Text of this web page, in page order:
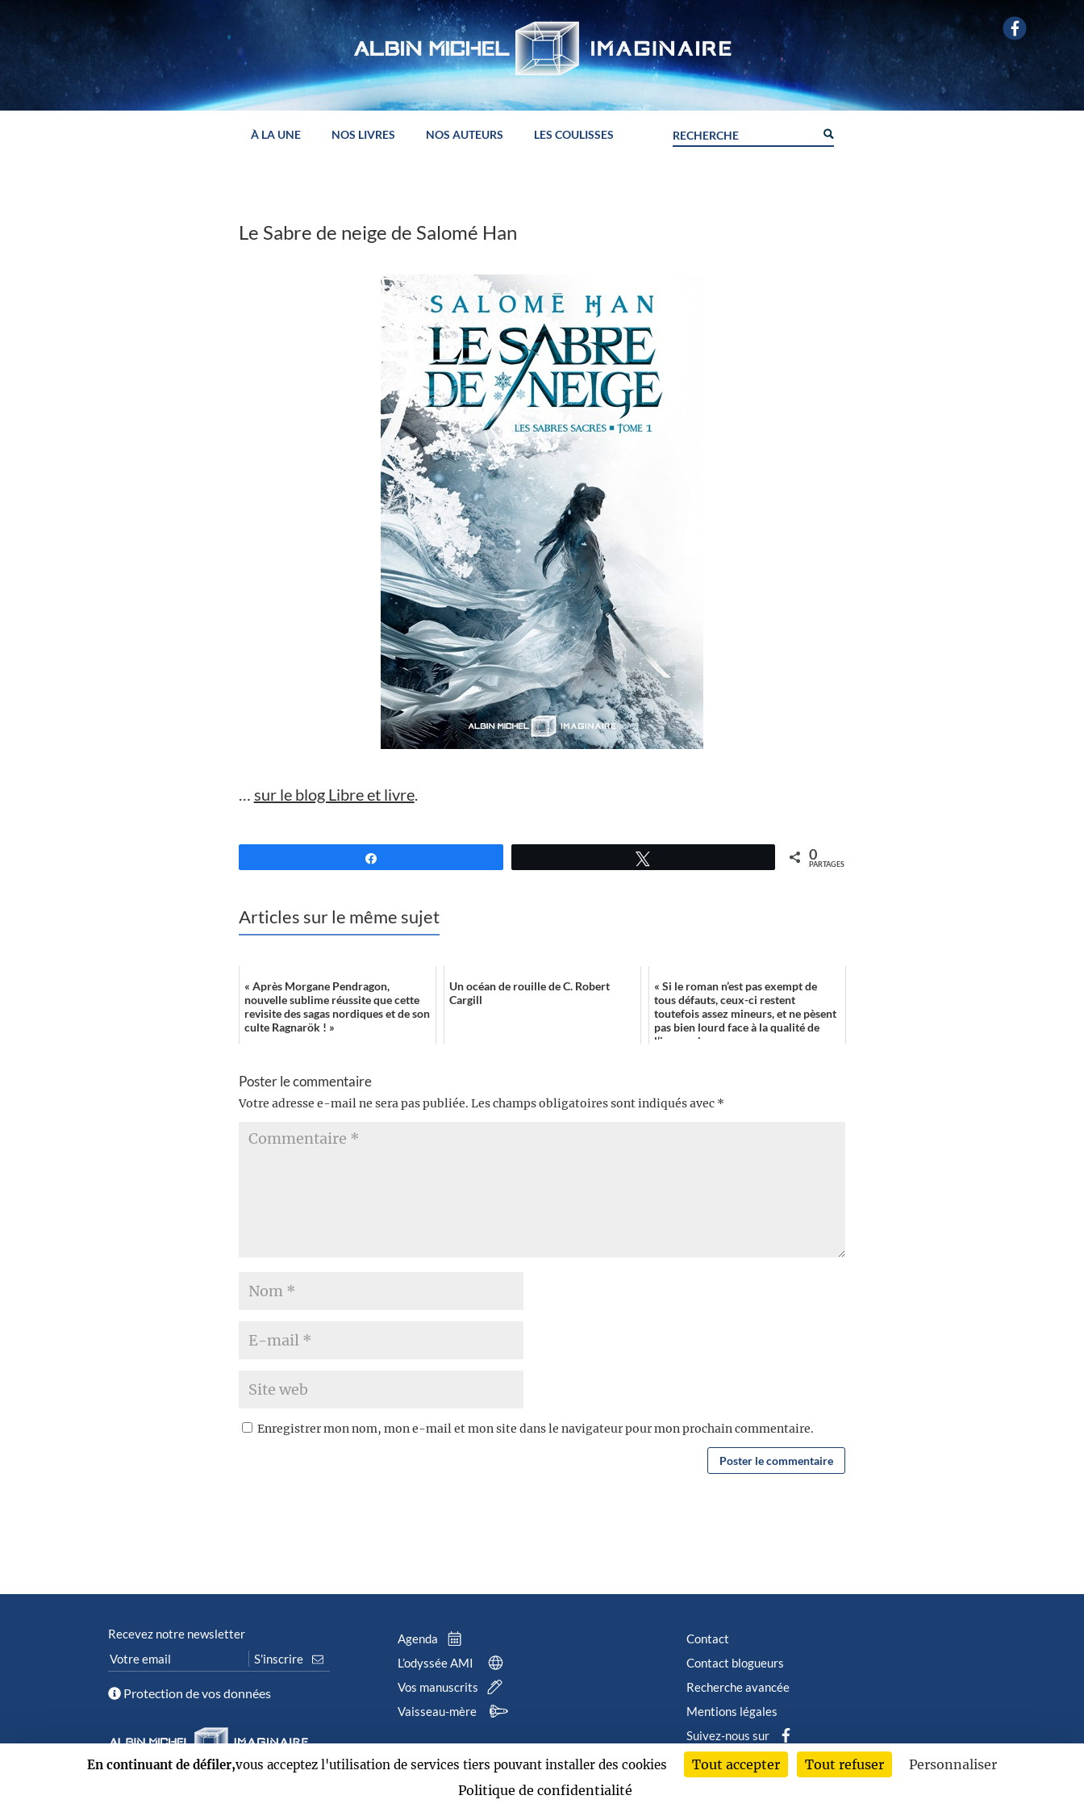
À LA UNE NOS LIVRES NOS AUTEURS LES COULISSES
Le Sabre de neige de Salomé Han
… sur le blog Libre et livre.
0
PARTAGES
Articles sur le même sujet
« Après Morgane Pendragon,
nouvelle sublime réussite que cette
revisite des sagas nordiques et de son
culte Ragnarök ! »
Un océan de rouille de C. Robert
Cargill
« Si le roman n’est pas exempt de
tous défauts, ceux-ci restent
toutefois assez mineurs, et ne pèsent
pas bien lourd face à la qualité de
l’immersion ...
Poster le commentaire
Votre adresse e-mail ne sera pas publiée. Les champs obligatoires sont indiqués avec *
Enregistrer mon nom, mon e-mail et mon site dans le navigateur pour mon prochain commentaire.
Recevez notre newsletter
Protection de vos données
Agenda
L’odyssée AMI
Vos manuscrits
Vaisseau-mère
Contact
Contact blogueurs
Recherche avancée
Mentions légales
Suivez-nous sur
2026 © Albin Michel Imaginaire - Tous droits réservés
En continuant de défiler,vous acceptez l'utilisation de services tiers pouvant installer des cookies Tout accepter Tout refuser
Personnaliser
Politique de confidentialité